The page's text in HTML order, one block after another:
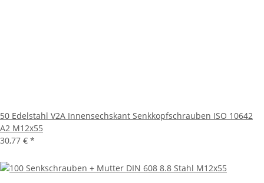
50 Edelstahl V2A Innensechskant Senkkopfschrauben ISO 10642
A2 M12x55
30,77 € *